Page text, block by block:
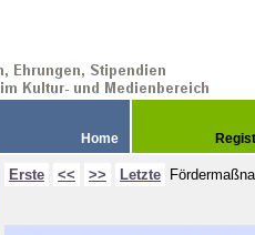
Home
Erste << >> Letzte